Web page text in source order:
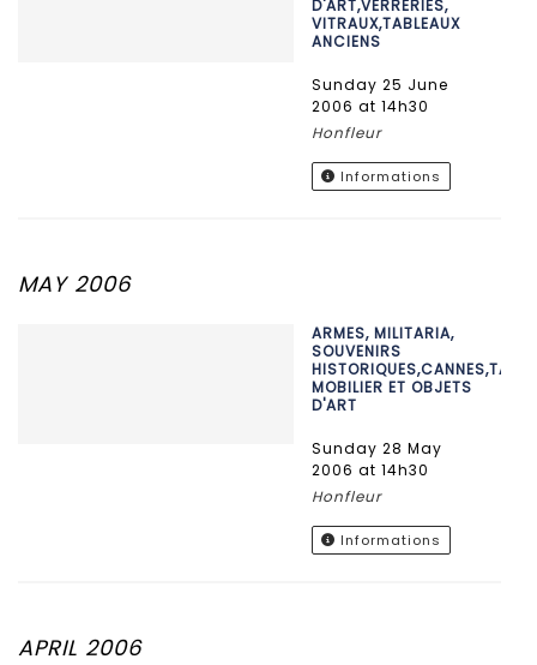
D'ART,VERRERIES,
VITRAUX,TABLEAUX
ANCIENS
Sunday 25 June
2006 at 14h30
Honfleur
Informations
MAY 2006
ARMES, MILITARIA,
SOUVENIRS
MOBILIER ET OBJETS
D'ART
Sunday 28 May
2006 at 14h30
Honfleur
Informations
APRIL 2006